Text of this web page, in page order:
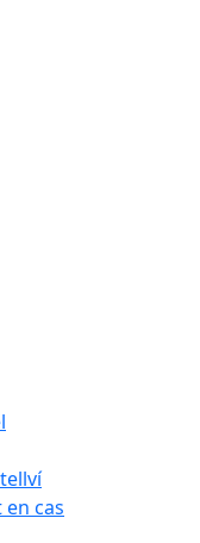
vista general
cas